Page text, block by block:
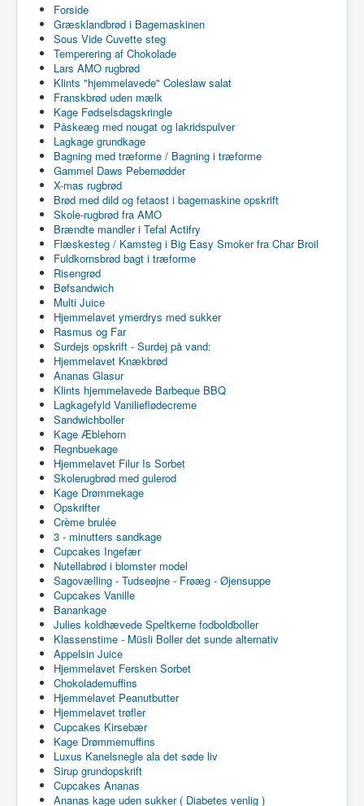
Forside
Græsklandbrød i Bagemaskinen
Sous Vide Cuvette steg
Temperering af Chokolade
Lars AMO rugbrød
Klints "hjemmelavede" Coleslaw salat
Franskbrød uden mælk
Kage Fødselsdagskringle
Påskeæg med nougat og lakridspulver
Lagkage grundkage
Bagning med træforme / Bagning i træforme
Gammel Daws Pebernødder
X-mas rugbrød
Brød med dild og fetaost i bagemaskine opskrift
Skole-rugbrød fra AMO
Brændte mandler i Tefal Actifry
Flæskesteg / Kamsteg i Big Easy Smoker fra Char Broil
Fuldkornsbrød bagt i træforme
Risengrød
Bøfsandwich
Multi Juice
Hjemmelavet ymerdrys med sukker
Rasmus og Far
Surdejs opskrift - Surdej på vand:
Hjemmelavet Knækbrød
Ananas Glasur
Klints hjemmelavede Barbeque BBQ
Lagkagefyld Vanilieflødecreme
Sandwichboller
Kage Æblehorn
Regnbuekage
Hjemmelavet Filur Is Sorbet
Skolerugbrød med gulerod
Kage Drømmekage
Opskrifter
Crème brulée
3 - minutters sandkage
Cupcakes Ingefær
Nutellabrød i blomster model
Sagovælling - Tudseøjne - Frøæg - Øjensuppe
Cupcakes Vanille
Banankage
Julies koldhævede Speltkerne fodboldboller
Klassenstime - Müsli Boller det sunde alternativ
Appelsin Juice
Hjemmelavet Fersken Sorbet
Chokolademuffins
Hjemmelavet Peanutbutter
Hjemmelavet trøfler
Cupcakes Kirsebær
Kage Drømmemuffins
Luxus Kanelsnegle ala det søde liv
Sirup grundopskrift
Cupcakes Ananas
Ananas kage uden sukker ( Diabetes venlig )